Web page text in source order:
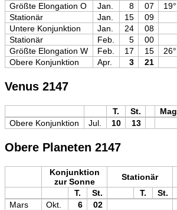
Größte Elongation O
Jan. 8 07 19°
Stationär
Jan. 15 09
Untere Konjunktion
Jan. 24 08
Stationär
Feb. 5 00
Größte Elongation W
Feb. 17 15 26°
Obere Konjunktion
Apr. 3 21
Venus 2147
T. St.
Mag
Obere Konjunktion
Jul. 10 13
Obere Planeten 2147
Konjunktion
zur Sonne
Stationär
T.
St. T. St.
Mars
Okt. 6
02